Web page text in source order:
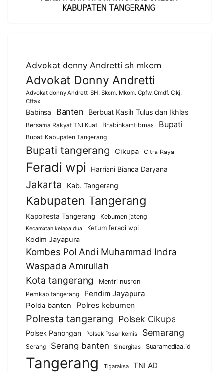
Advokat denny Andretti sh mkom
Advokat Donny Andretti
Advokat donny Andretti SH. Skom. Mkom. Cpfw. Cmdf. Cjkj.
Cftax
Babinsa Banten Berbuat Kasih Tulus dan Ikhlas
Bersama Rakyat TNI Kuat Bhabinkamtibmas Bupati
Bupati Kabupaten Tangerang
Bupati tangerang Cikupa Citra Raya
Feradi wpi Harriani Bianca Daryana
Jakarta Kab. Tangerang
Kabupaten Tangerang
Kapolresta Tangerang Kebumen jateng
Kecamatan kelapa dua Ketum feradi wpi
Kodim Jayapura
Kombes Pol Andi Muhammad Indra
Waspada Amirullah
Kota tangerang
Mentri nusron
Pemkab tangerang
Pendim Jayapura
Polda banten
Polres kebumen
Polresta tangerang Polsek Cikupa
Polsek Panongan Polsek Pasar kemis Semarang
Serang Serang banten Sinergitas Suaramediaa.id
Tangerang Tigaraksa
TNI AD